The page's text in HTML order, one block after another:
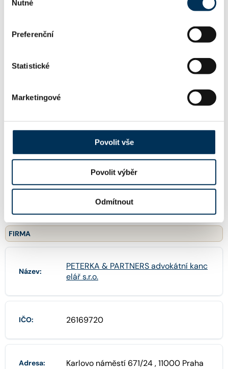
souhlasu
Nutné
Preferenční
Statistické
Marketingové
Povolit vše
Povolit výběr
Odmítnout
KONTAKT
WWW:
dusek@peterkapartners.cz
Telefon: +420246085300
FIRMA
Název:
PETERKA & PARTNERS advokátní kanc
elář s.r.o.
IČO: 26169720
Adresa: Karlovo náměstí 671/24 , 11000 Praha